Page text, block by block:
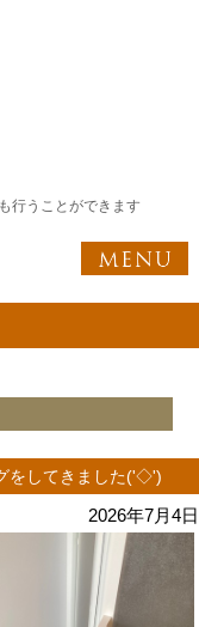
行うことができます
をしてきました('◇')ゞ
2026年7月4日